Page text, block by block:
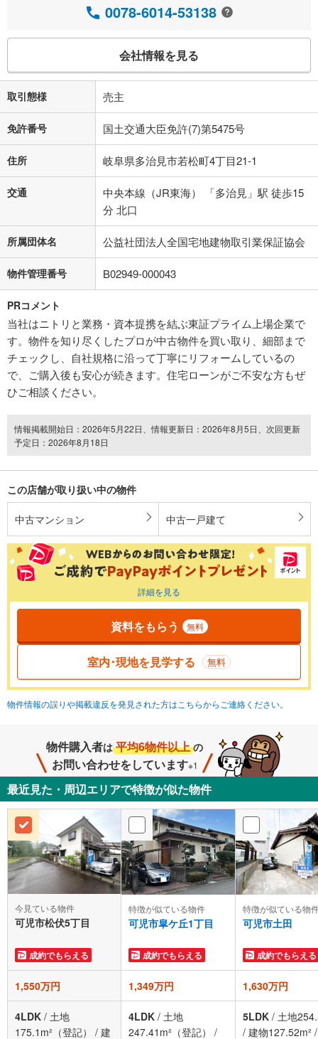
0078-6014-53138
会社情報を見る
取引態様 売主
免許番号 国土交通大臣免許(7)第5475号
住所 岐阜県多治見市若松町4丁目21-1
交通
中央本線（JR東海） 「多治見」駅 徒歩15
分 北口
所属団体名 公益社団法人全国宅地建物取引業保証協会
物件管理番号 B02949-000043
PRコメント
当社はニトリと業務・資本提携を結ぶ東証プライム上場企業で
す。物件を知り尽くしたプロが中古物件を買い取り、細部まで
チェックし、自社規格に沿って丁寧にリフォームしているの
で、ご購入後も安心が続きます。住宅ローンがご不安な方もぜ
ひご相談ください。
情報掲載開始日：2026年5月22日、情報更新日：2026年8月5日、次回更新
予定日：2026年8月18日
この店舗が取り扱い中の物件
中古マンション 中古一戸建て
詳細を見る
資料をもらう 無料
室内･現地を見学する 無料
物件情報の誤りや掲載違反を発見された方はこちらからご連絡ください。
物件購入者は 平均6物件以上 の
お問い合わせをしています※1
最近見た・周辺エリアで特徴が似た物件
今見ている物件
可児市松伏5丁目
成約でもらえる
特徴が似ている物件
可児市皐ケ丘1丁目
成約でもらえる
特徴が似ている物
可児市土田
成約でもらえる
1,550万円 1,349万円 1,630万円
4LDK / 土地
175.1m²（登記）
/ 建
4LDK / 土地
247.41m²（登記）
/
5LDK / 土地
/ 建物127.52m²